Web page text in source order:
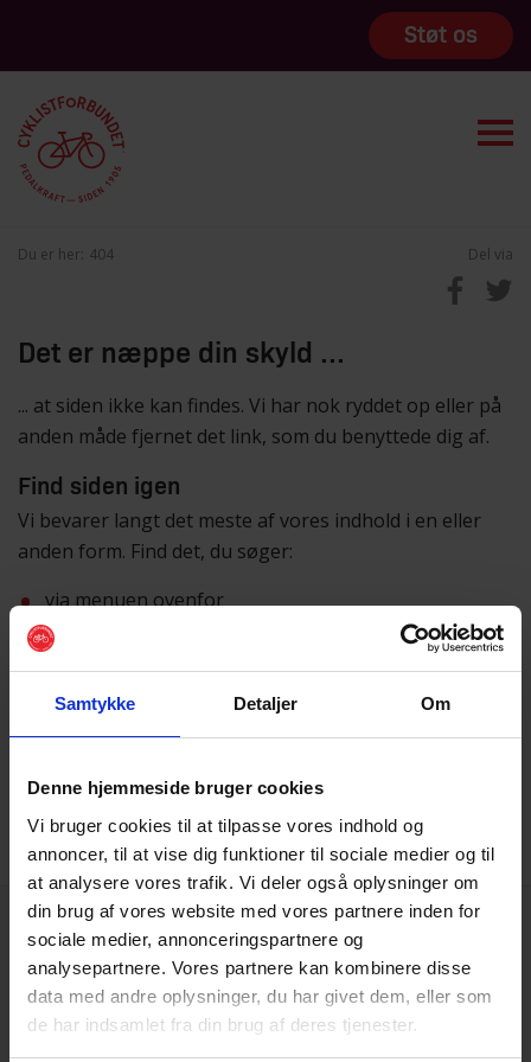
Samtykke Detaljer Om
Denne hjemmeside bruger cookies
Vi bruger cookies til at tilpasse vores indhold og
annoncer, til at vise dig funktioner til sociale medier og til
at analysere vores trafik. Vi deler også oplysninger om
din brug af vores website med vores partnere inden for
sociale medier, annonceringspartnere og
analysepartnere. Vores partnere kan kombinere disse
data med andre oplysninger, du har givet dem, eller som
de har indsamlet fra din brug af deres tjenester.
Støt os
Du er her: 404 Del via
Det er næppe din skyld ...
... at siden ikke kan findes. Vi har nok ryddet op eller på
anden måde fjernet det link, som du benyttede dig af.
Find siden igen
Vi bevarer langt det meste af vores indhold i en eller
anden form. Find det, du søger:
via menuen ovenfor
eller ved hjælp af
Vi beklager besværet
sende os en mail påpost@cyklistforbundet.dk